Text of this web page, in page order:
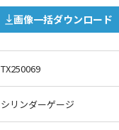
画像一括ダウンロード
TX250069
シリンダーゲージ